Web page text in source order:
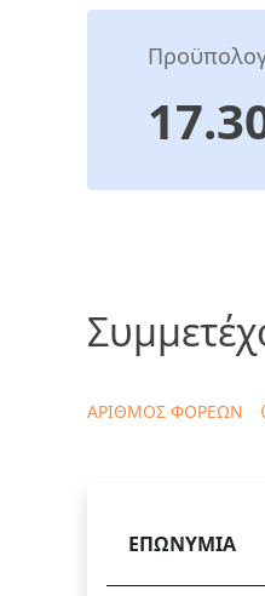
ΑΡΙΘΜΟΣ ΦΟΡΕΩΝ
ΕΠΩΝΥΜΙΑ